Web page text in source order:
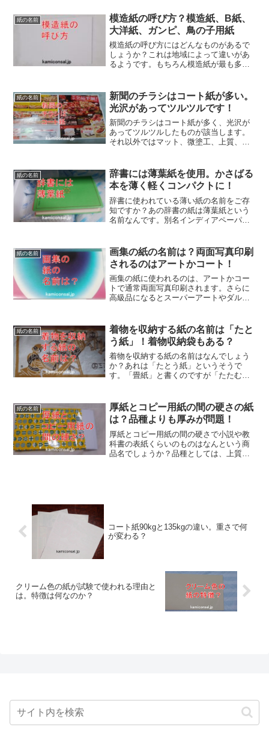
紙の名前
模造紙の呼び方？模造紙、B紙、
大洋紙、ガンピ、鳥の子用紙
模造紙の呼び方にはどんなものがあるで
しょうか？これは地域によって違いがあ
るようです。もちろん模造紙が最も多い
四国で異なることが多いようです。模造
紙の呼び方も色々あるんですね！
紙の名前
新聞のチラシはコート紙が多い。
光沢があってツルツルです！
新聞のチラシはコート紙が多く、光沢が
あってツルツルしたものが該当します。
それ以外ではマット、微塗工、上質、色
とがほとんどです。新聞チラシのコート
紙はコストに厳しくなっています。
紙の名前
辞書には薄葉紙を使用。かさばる
本を薄く軽くコンパクトに！
辞書に使われている薄い紙の名前をご存
知ですか？あの辞書の紙は薄葉紙という
名前なんです。別名インディアペーパ
呼ばれています。
紙の名前
画集の紙の名前は？両面写真印刷
されるのはアートかコート！
画集の紙に使われるのは、アートかコー
トで通常両面写真印刷されます。さらに
高級品になるとスーパーアートやダルア
うに、塗工量の多いものになります。画
集の紙は最高クラスになるのです。
紙の名前
着物を収納する紙の名前は「たと
う紙」！着物収納袋もある？
着物を収納する紙の名前はなんでしょう
か？あれは「たとう紙」というそうで
す。「畳紙」と書くのですが「たたむ」
るようです。高価なものですから、着物
を収納する紙も気を使いたいですね！
紙の名前
厚紙とコピー用紙の間の硬さの紙
は？品種よりも厚みが問題！
厚紙とコピー用紙の間の硬さで小説や教
科書の表紙くらいのものはなんという商
品名でしょうか？品種としては、上質、
コート紙90kgと135kgの違い。重さで何
が変わる？
クリーム色の紙が試験で使われる理由と
は。特徴は何なのか？